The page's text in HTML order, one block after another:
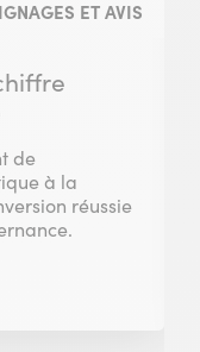
ET AVIS
de
à la
réussie